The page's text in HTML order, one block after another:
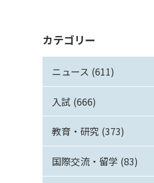
カテゴリー
ニュース (611)
入試 (666)
教育・研究 (373)
国際交流・留学 (83)